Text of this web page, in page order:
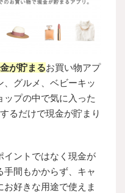
が貯まるお買い物アプ
、グルメ、ベビーキッ
ップの中で気に入った
るだけで現金が貯まり
イントではなく現金が
手間もかからず、キャ
好きな用途で使えま